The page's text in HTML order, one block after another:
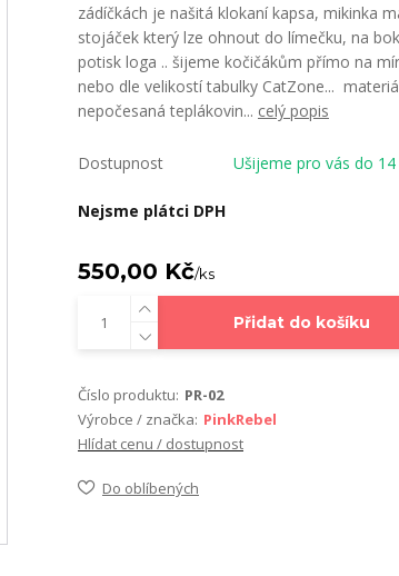
zádíčkách je našitá klokaní kapsa, mikinka
stojáček který lze ohnout do límečku, na
potisk loga .. šijeme kočičákům přímo na
nebo dle velikostí tabulky CatZone...
nepočesaná teplákovin... celý popis
Dostupnost Ušijeme pro vás do
Nejsme plátci DPH
550,00 Kč/ks
Přidat do košíku
Číslo produktu: PR-02
Výrobce / značka: PinkRebel
Hlídat cenu / dostupnost
Do oblíbených